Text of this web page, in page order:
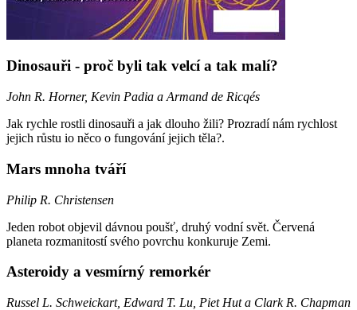
Dinosauři - proč byli tak velcí a tak malí?
John R. Horner, Kevin Padia a Armand de Ricqés
Jak rychle rostli dinosauři a jak dlouho žili? Prozradí nám rychlost
jejich růstu io něco o fungování jejich těla?.
Mars mnoha tváří
Philip R. Christensen
Jeden robot objevil dávnou poušť, druhý vodní svět. Červená
planeta rozmanitostí svého povrchu konkuruje Zemi.
Asteroidy a vesmírný remorkér
Russel L. Schweickart, Edward T. Lu, Piet Hut a Clark R. Chapman